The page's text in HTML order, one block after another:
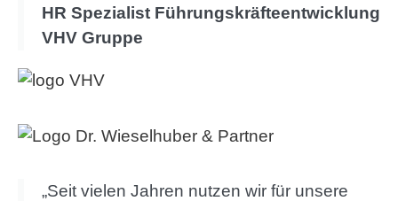
HR Spezialist Führungskräfteentwicklung
VHV Gruppe
„Seit vielen Jahren nutzen wir für unsere